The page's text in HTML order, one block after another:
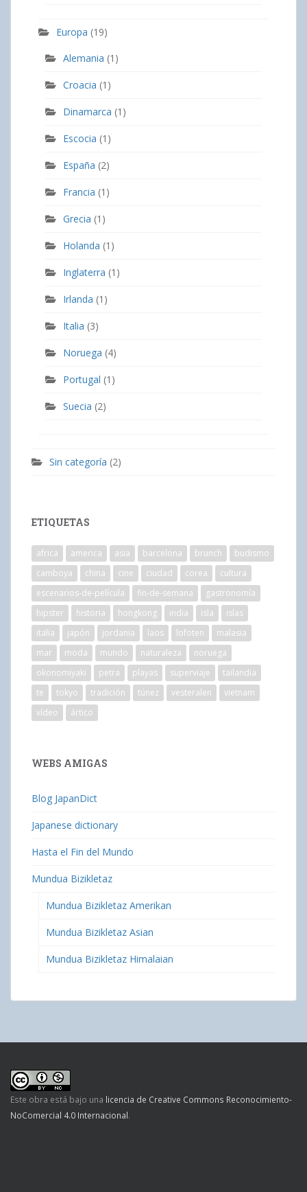
Europa (19)
Alemania (1)
Croacia (1)
Dinamarca (1)
Escocia (1)
España (2)
Francia (1)
Grecia (1)
Holanda (1)
Inglaterra (1)
Irlanda (1)
Italia (3)
Noruega (4)
Portugal (1)
Suecia (2)
Sin categoría (2)
ETIQUETAS
africa america asia barcelona brunch
budismo
camboya
china cine ciudad corea
cultura
escenarios-de-película
fin-de-semana
gastronomía
hipster
historia hongkong india isla
islas
italia
japón jordania laos lofoten
malasia
mar
moda mundo naturaleza
noruega
okonomiyaki
petra playas superviaje
tailandia
te
tokyo tradición túnez vesteralen
vietnam
vídeo
ártico
WEBS AMIGAS
Blog JapanDict
Japanese dictionary
Hasta el Fin del Mundo
Mundua Bizikletaz
Mundua Bizikletaz Amerikan
Mundua Bizikletaz Asian
Mundua Bizikletaz Himalaian
Este obra está bajo una licencia de Creative Commons Reconocimiento-
NoComercial 4.0 Internacional.